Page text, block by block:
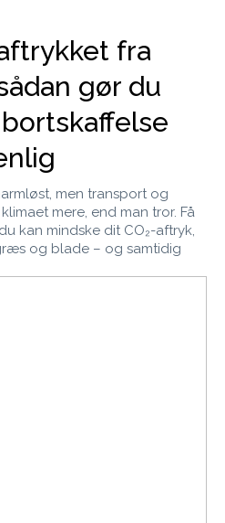
fra
gør du
men transport og
mere, end man tror. Få
kan mindske dit CO₂-aftryk,
og blade – og samtidig